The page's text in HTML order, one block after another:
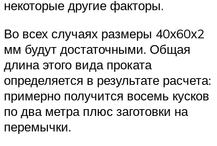
некоторые другие факторы.
Во всех случаях размеры 40х60х2
мм будут достаточными. Общая
длина этого вида проката
определяется в результате расчета:
примерно получится восемь кусков
по два метра плюс заготовки на
перемычки.